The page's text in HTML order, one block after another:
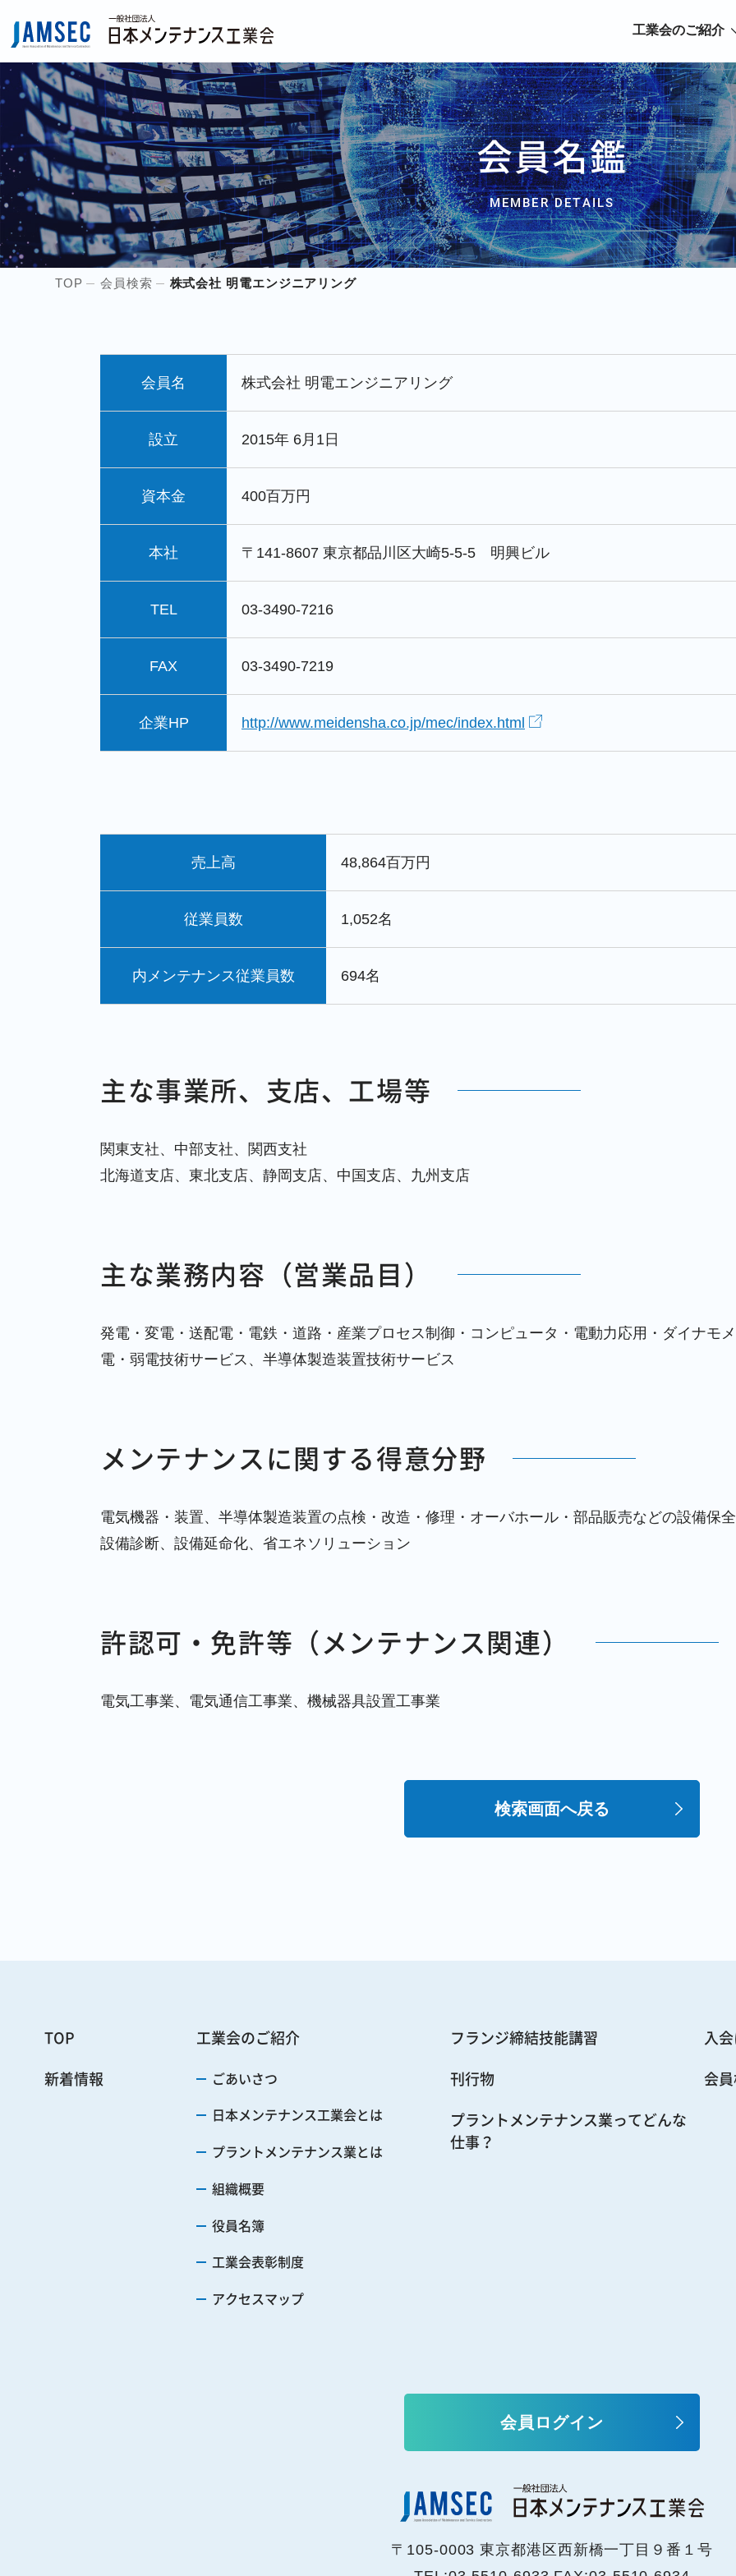
工業会のご紹介
会員名鑑
MEMBER DETAILS
TOP 会員検索 株式会社 明電エンジニアリング
会員名 株式会社 明電エンジニアリング
設立 2015年 6月1日
資本金 400百万円
本社 〒141-8607 東京都品川区大崎5-5-5 明興ビル
TEL 03-3490-7216
FAX 03-3490-7219
企業HP http://www.meidensha.co.jp/mec/index.html
売上高 48,864百万円
従業員数 1,052名
内メンテナンス従業員数 694名
主な事業所、支店、工場等
関東支社、中部支社、関西支社
北海道支店、東北支店、静岡支店、中国支店、九州支店
主な業務内容（営業品目）
発電・変電・送配電・電鉄・道路・産業プロセス制御・コンピュータ・電動力応用・ダイナモ
電・弱電技術サービス、半導体製造装置技術サービス
メンテナンスに関する得意分野
電気機器・装置、半導体製造装置の点検・改造・修理・オーバホール・部品販売などの設備保
設備診断、設備延命化、省エネソリューション
許認可・免許等（メンテナンス関連）
電気工事業、電気通信工事業、機械器具設置工事業
検索画面へ戻る
TOP
新着情報
工業会のご紹介
ごあいさつ
日本メンテナンス工業会とは
プラントメンテナンス業とは
組織概要
役員名簿
工業会表彰制度
アクセスマップ
フランジ締結技能講習
刊行物
プラントメンテナンス業ってどんな
仕事？
入
会
会員ログイン
〒105-0003 東京都港区西新橋一丁目９番１号